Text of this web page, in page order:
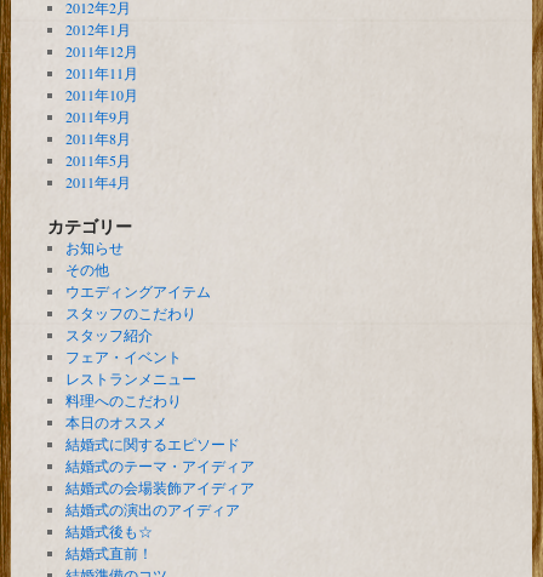
2012年2月
2012年1月
2011年12月
2011年11月
2011年10月
2011年9月
2011年8月
2011年5月
2011年4月
カテゴリー
お知らせ
その他
ウエディングアイテム
スタッフのこだわり
スタッフ紹介
フェア・イベント
レストランメニュー
料理へのこだわり
本日のオススメ
結婚式に関するエピソード
結婚式のテーマ・アイディア
結婚式の会場装飾アイディア
結婚式の演出のアイディア
結婚式後も☆
結婚式直前！